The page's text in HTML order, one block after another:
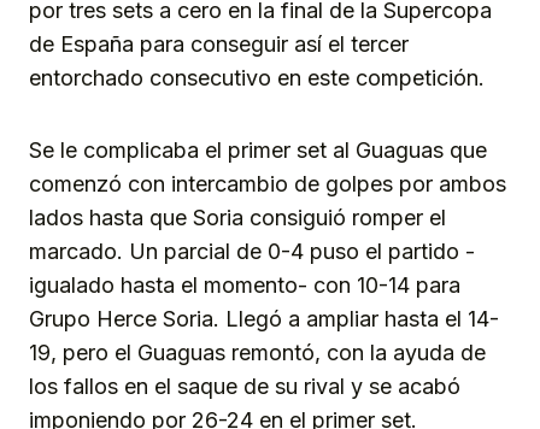
por tres sets a cero en la final de la Supercopa
de España para conseguir así el tercer
entorchado consecutivo en este competición.
Se le complicaba el primer set al Guaguas que
comenzó con intercambio de golpes por ambos
lados hasta que Soria consiguió romper el
marcado. Un parcial de 0-4 puso el partido -
igualado hasta el momento- con 10-14 para
Grupo Herce Soria. Llegó a ampliar hasta el 14-
19, pero el Guaguas remontó, con la ayuda de
los fallos en el saque de su rival y se acabó
imponiendo por 26-24 en el primer set.